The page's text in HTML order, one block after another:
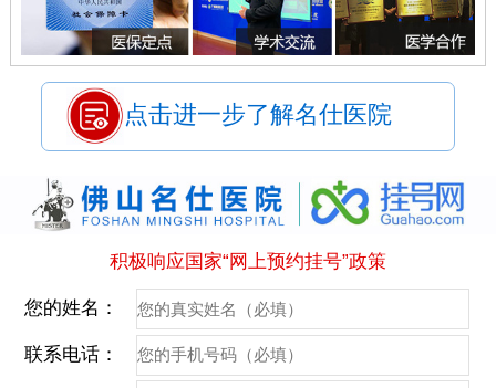
点击进一步了解名仕医院
积极响应国家“网上预约挂号”政策
您的姓名：
联系电话：